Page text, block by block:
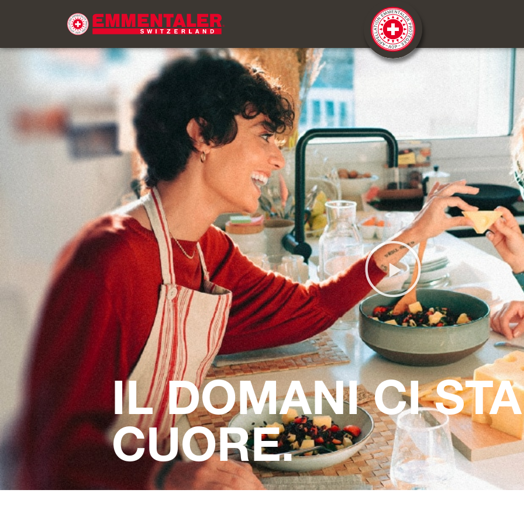
IL DOMANI CI
CUORE.